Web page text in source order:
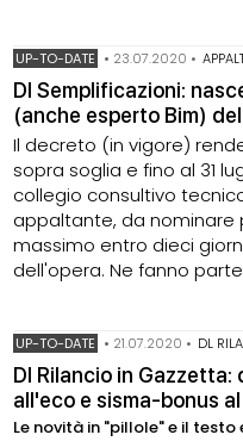
UP-TO-DATE • 23.07.2020 •
Dl Semplificazioni:
(anche esperto Bim)
Il decreto (in vigore)
sopra soglia e fino al 31
collegio consultivo
appaltante, da nominare
massimo entro dieci
dell'opera. Ne fanno
UP-TO-DATE • 21.07.2020 • DL
Dl Rilancio in
all'eco e sisma-bonus al
Le novità in "pillole" e il